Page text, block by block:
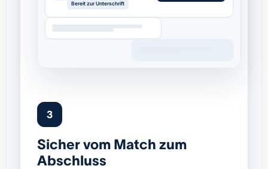
Bereit zur Unterschrift
3
Sicher vom Match zum
Abschluss